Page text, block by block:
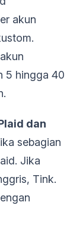
akun
5 hingga 40
dan
sebagian
Jika
Tink.